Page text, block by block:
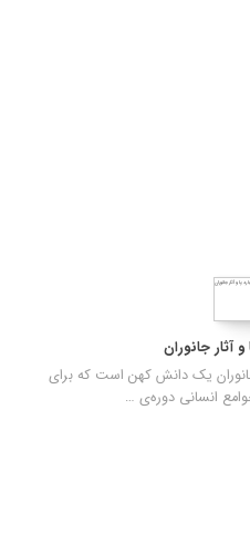
آثار جانوران
یک دانش کهن است که برای
انسانی دوره‌‌ی …